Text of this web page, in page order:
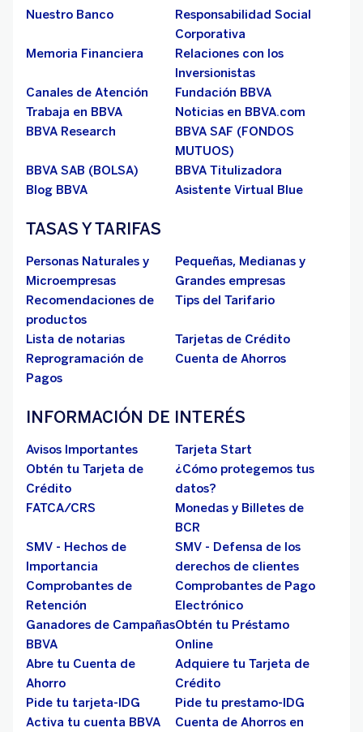
Nuestro Banco
Responsabilidad Social
Corporativa
Memoria Financiera
Relaciones con los
Inversionistas
Canales de Atención
Fundación BBVA
Trabaja en BBVA
Noticias en BBVA.com
BBVA Research
BBVA SAF (FONDOS
MUTUOS)
BBVA SAB (BOLSA)
BBVA Titulizadora
Blog BBVA
Asistente Virtual Blue
TASAS Y TARIFAS
Personas Naturales y
Microempresas
Pequeñas, Medianas y
Grandes empresas
Recomendaciones de
productos
Tips del Tarifario
Lista de notarias
Tarjetas de Crédito
Reprogramación de
Pagos
Cuenta de Ahorros
INFORMACIÓN DE INTERÉS
Avisos Importantes
Tarjeta Start
Obtén tu Tarjeta de
Crédito
¿Cómo protegemos tus
datos?
FATCA/CRS
Monedas y Billetes de
BCR
SMV - Hechos de
Importancia
SMV - Defensa de los
derechos de clientes
Comprobantes de
Retención
Comprobantes de Pago
Electrónico
Ganadores de Campañas
BBVA
Obtén tu Préstamo
Online
Abre tu Cuenta de
Ahorro
Adquiere tu Tarjeta de
Crédito
Pide tu tarjeta-IDG
Pide tu prestamo-IDG
Activa tu cuenta BBVA
Cuenta de Ahorros en